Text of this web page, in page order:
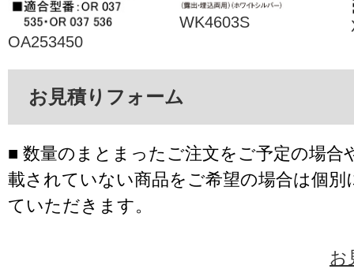
OA253450
WK4603S
お見積りフォーム
■ 数量のまとまったご注文をご予定の場合
載されていない商品をご希望の場合は個別
ていただきます。
お